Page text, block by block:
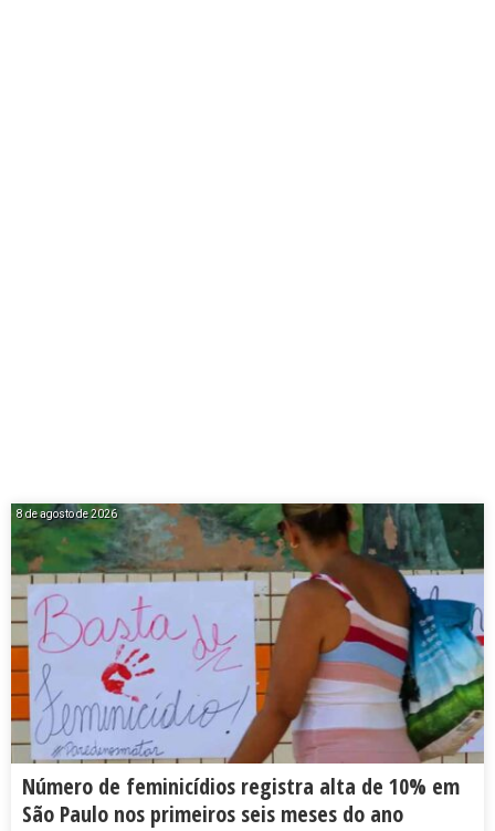
8 de agosto de 2026
Número de feminicídios registra alta de 10% em
São Paulo nos primeiros seis meses do ano